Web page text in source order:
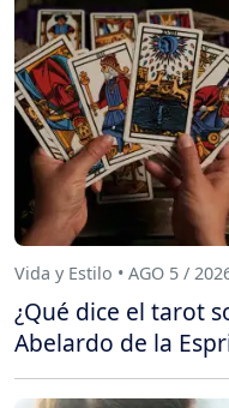
Vida y Estilo • AGO 5 /
¿Qué dice el tarot
Abelardo de la